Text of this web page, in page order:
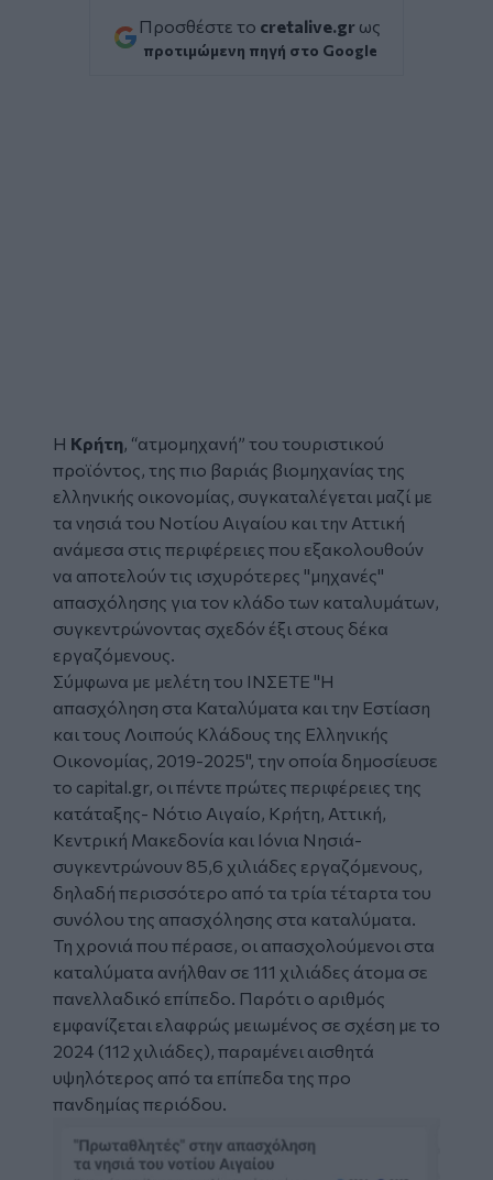
Προσθέστε το cretalive.gr ως
προτιμώμενη πηγή στο Google
Η Κρήτη, “ατμομηχανή” του τουριστικού
προϊόντος, της πιο βαριάς βιομηχανίας της
ελληνικής οικονομίας, συγκαταλέγεται μαζί με
τα νησιά του Νοτίου Αιγαίου και την Αττική
ανάμεσα στις περιφέρειες που εξακολουθούν
να αποτελούν τις ισχυρότερες "μηχανές"
απασχόλησης για τον κλάδο των καταλυμάτων,
συγκεντρώνοντας σχεδόν έξι στους δέκα
εργαζόμενους.
Σύμφωνα με μελέτη του ΙΝΣΕΤΕ "Η
απασχόληση στα Καταλύματα και την Εστίαση
και τους Λοιπούς Κλάδους της Ελληνικής
Οικονομίας, 2019-2025", την οποία δημοσίευσε
το capital.gr, οι πέντε πρώτες περιφέρειες της
κατάταξης- Νότιο Αιγαίο, Κρήτη, Αττική,
Κεντρική Μακεδονία και Ιόνια Νησιά-
συγκεντρώνουν 85,6 χιλιάδες εργαζόμενους,
δηλαδή περισσότερο από τα τρία τέταρτα του
συνόλου της απασχόλησης στα καταλύματα.
Τη χρονιά που πέρασε, οι απασχολούμενοι στα
καταλύματα ανήλθαν σε 111 χιλιάδες άτομα σε
πανελλαδικό επίπεδο. Παρότι ο αριθμός
εμφανίζεται ελαφρώς μειωμένος σε σχέση με το
2024 (112 χιλιάδες), παραμένει αισθητά
υψηλότερος από τα επίπεδα της προ
πανδημίας περιόδου.